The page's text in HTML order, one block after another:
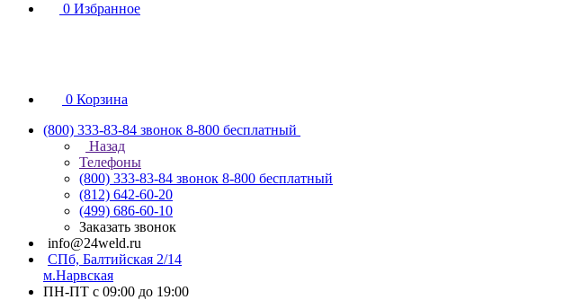
0 Избранное
0 Корзина
(800) 333-83-84 звонок 8-800 бесплатный
Назад
Телефоны
(800) 333-83-84 звонок 8-800 бесплатный
(812) 642-60-20
(499) 686-60-10
Заказать звонок
info@24weld.ru
СПб, Балтийская 2/14
м.Нарвская
ПН-ПТ с 09:00 до 19:00